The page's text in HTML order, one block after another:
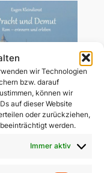
wir Technologien
bzw. darauf
können wir
auf dieser Website
oder zurückziehen,
werden.
Immer aktiv